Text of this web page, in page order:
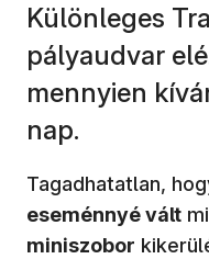
Különleges
pályaudvar
mennyien
nap.
Tagadhatatlan,
eseménnyé vált
miniszobor